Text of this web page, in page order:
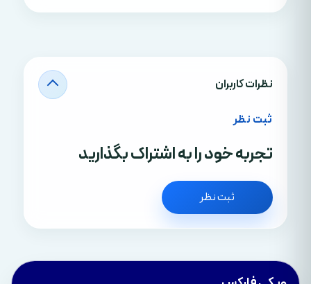
نظرات کاربران
ثبت نظر
تجربه خود را به اشتراک بگذارید
ثبت نظر